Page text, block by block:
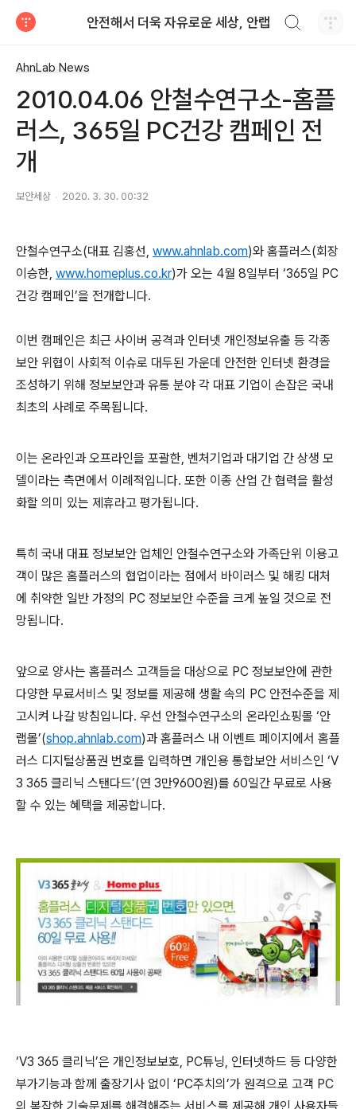
안전해서 더욱 자유로운 세상, 안랩
AhnLab News
2010.04.06 안철수연구소-홈플
러스, 365일 PC건강 캠페인 전
개
보안세상 2020. 3. 30. 00:32
안철수연구소(대표 김홍선, www.ahnlab.com)와 홈플러스(회장
이승한, www.homeplus.co.kr)가 오는 4월 8일부터 ‘365일 PC
건강 캠페인’을 전개합니다.
이번 캠페인은 최근 사이버 공격과 인터넷 개인정보유출 등 각종
보안 위협이 사회적 이슈로 대두된 가운데 안전한 인터넷 환경을
조성하기 위해 정보보안과 유통 분야 각 대표 기업이 손잡은 국내
최초의 사례로 주목됩니다.
이는 온라인과 오프라인을 포괄한, 벤처기업과 대기업 간 상생 모
델이라는 측면에서 이례적입니다. 또한 이종 산업 간 협력을 활성
화할 의미 있는 제휴라고 평가됩니다.
특히 국내 대표 정보보안 업체인 안철수연구소와 가족단위 이용고
객이 많은 홈플러스의 협업이라는 점에서 바이러스 및 해킹 대처
에 취약한 일반 가정의 PC 정보보안 수준을 크게 높일 것으로 전
망됩니다.
앞으로 양사는 홈플러스 고객들을 대상으로 PC 정보보안에 관한
다양한 무료서비스 및 정보를 제공해 생활 속의 PC 안전수준을 제
고시켜 나갈 방침입니다. 우선 안철수연구소의 온라인쇼핑몰 ‘안
랩몰’(shop.ahnlab.com)과 홈플러스 내 이벤트 페이지에서 홈플
러스 디지털상품권 번호를 입력하면 개인용 통합보안 서비스인 ‘V
3 365 클리닉 스탠다드’(연 3만9600원)를 60일간 무료로 사용
할 수 있는 혜택을 제공합니다.
‘V3 365 클리닉’은 개인정보보호, PC튜닝, 인터넷하드 등 다양한
부가기능과 함께 출장기사 없이 ‘PC주치의 ’가 원격으로 고객 PC